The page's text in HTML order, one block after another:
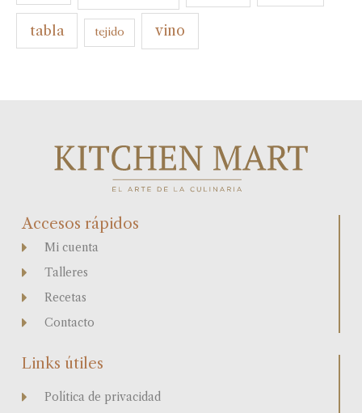
tabla tejido vino
Accesos rápidos
Mi cuenta
Talleres
Recetas
Contacto
Links útiles
Política de privacidad